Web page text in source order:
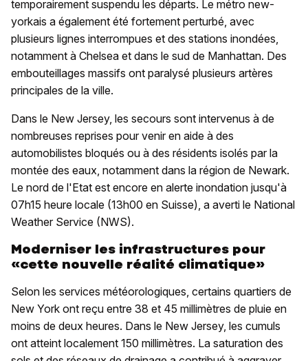
temporairement suspendu les départs. Le métro new-
yorkais a également été fortement perturbé, avec
plusieurs lignes interrompues et des stations inondées,
notamment à Chelsea et dans le sud de Manhattan. Des
embouteillages massifs ont paralysé plusieurs artères
principales de la ville.
Dans le New Jersey, les secours sont intervenus à de
nombreuses reprises pour venir en aide à des
automobilistes bloqués ou à des résidents isolés par la
montée des eaux, notamment dans la région de Newark.
Le nord de l'Etat est encore en alerte inondation jusqu'à
07h15 heure locale (13h00 en Suisse), a averti le National
Weather Service (NWS).
Moderniser les infrastructures pour
«cette nouvelle réalité climatique»
Selon les services météorologiques, certains quartiers de
New York ont reçu entre 38 et 45 millimètres de pluie en
moins de deux heures. Dans le New Jersey, les cumuls
ont atteint localement 150 millimètres. La saturation des